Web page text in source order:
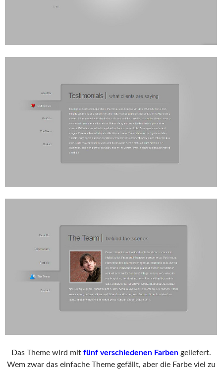
Das Theme wird mit fünf verschiedenen Farbengeliefert.
Wem zwar das einfache Theme gefällt, aber die Farbe viel zu